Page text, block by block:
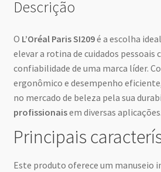
Descrição
O L’Oréal Paris SI209é a escolha
elevar a rotina de cuidados pessoais
confiabilidade de uma marca líder.
ergonômico e desempenho
no mercado de beleza pela sua
profissionaisem diversas aplicações.
Principais
Este produto oferece um manuseio